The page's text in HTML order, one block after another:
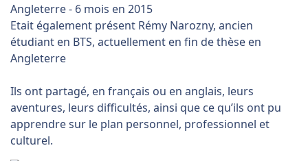
Angleterre - 6 mois en 2015
Etait également présent Rémy Narozny, ancien
étudiant en BTS, actuellement en fin de thèse en
Angleterre
Ils ont partagé, en français ou en anglais, leurs
aventures, leurs difficultés, ainsi que ce qu’ils ont pu
apprendre sur le plan personnel, professionnel et
culturel.